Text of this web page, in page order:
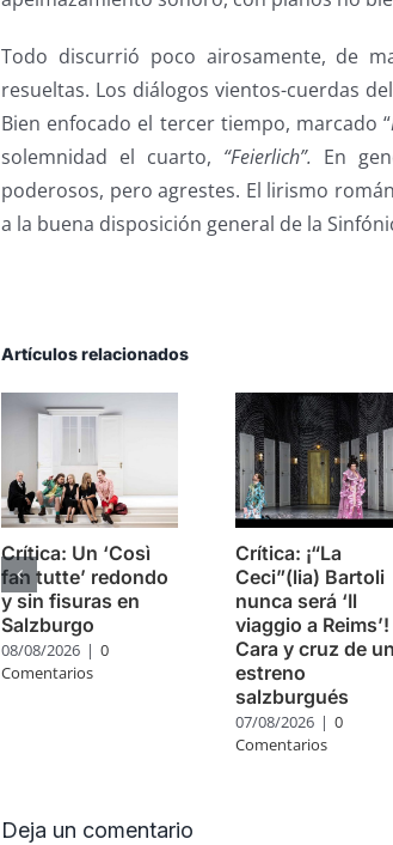
Todo discurrió poco airosamente, de
resueltas. Los diálogos vientos-cuerdas del
Bien enfocado el tercer tiempo, marcado “
solemnidad el cuarto, “Feierlich”. En
poderosos, pero agrestes. El lirismo
a la buena disposición general de la
Artículos relacionados
Crítica: Un ‘Così
fan tutte’ redondo
y sin fisuras en
Salzburgo
08/08/2026 | 0
Comentarios
Crítica: ¡“La
Ceci”(lia) Bartoli
nunca será ‘Il
viaggio a Reims’!
Cara y cruz de un
estreno
salzburgués
07/08/2026 | 0
Comentarios
Deja un comentario